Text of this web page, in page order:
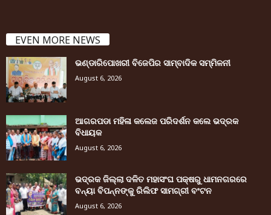
EVEN MORE NEWS
ଭଣ୍ଡାରିପୋଖରୀ ବିଜେପିର ସାମ୍ବାଦିକ ସମ୍ମିଳନୀ
August 6, 2026
ଆଗରପଡା ମହିଳା କଲେଜ ପରିଦର୍ଶନ କଲେ ଭଦ୍ରକ
ବିଧାୟକ
August 6, 2026
ଭଦ୍ରକ ଜିଲ୍ଲା ଦଳିତ ମହାସଂଘ ପକ୍ଷରୁ ଧାମନଗରରେ
ବନ୍ୟା ବିପନ୍ନଙ୍କୁ ରିଲିଫ ସାମଗ୍ରୀ ବଂଟନ
August 6, 2026